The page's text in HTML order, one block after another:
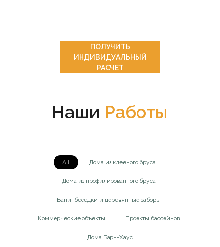
ПОЛУЧИТЬ
ИНДИВИДУАЛЬНЫЙ
РАСЧЕТ
Наши Работы
All Дома из клееного бруса
Дома из профилированного бруса
Бани, беседки и деревянные заборы
Коммерческие объекты Проекты бассейнов
Дома Барн-Хаус